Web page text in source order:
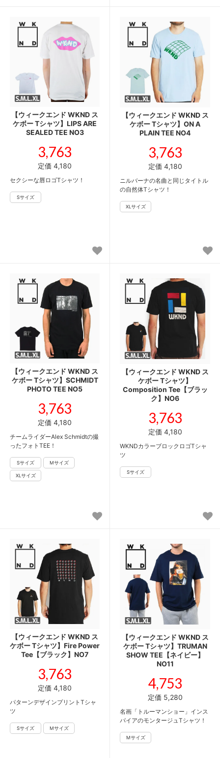
【ウィークエンド WKND ス
ケボー Tシャツ】LIPS ARE
SEALED TEE NO3
3,763
定価 4,180
セクシーな唇ロゴTシャツ！
【ウィークエンド WKND ス
ケボー Tシャツ】ON A
PLAIN TEE NO4
3,763
定価 4,180
ニルバーナの名曲と同じタイトル
の自然体Tシャツ！
【ウィークエンド WKND ス
ケボー Tシャツ】SCHMIDT
PHOTO TEE NO5
3,763
定価 4,180
チームライダーAlex Schmidtの撮
ったフォトTEE！
【ウィークエンド WKND ス
ケボー Tシャツ】
Composition Tee【ブラッ
ク】NO6
3,763
定価 4,180
WKNDカラーブロックロゴTシャ
ツ
【ウィークエンド WKND ス
ケボー Tシャツ】Fire Power
Tee【ブラック】NO7
3,763
定価 4,180
パターンデザインプリントTシャ
ツ
【ウィークエンド WKND ス
ケボー Tシャツ】TRUMAN
SHOW TEE【ネイビー】
NO11
4,753
定価 5,280
名画「トルーマンショー」インス
パイアのモンタージュTシャツ！